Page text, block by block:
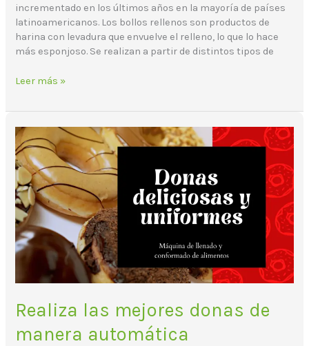
incrementado en los últimos años en la mayoría de países
latinoamericanos. Los bollos rellenos son productos de
harina con levadura que envuelve el relleno, lo que lo hace
más esponjoso. Se realizan a partir de distintos tipos de
Leer más »
Realiza las mejores donas de
manera automática
Realiza
las
mejores
donas
de
manera
automática